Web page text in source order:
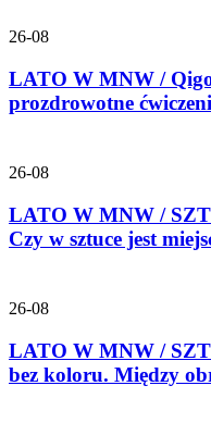
26-08
LATO W MNW /
prozdrowotne
26-08
LATO W MNW /
Czy w sztuce jest
26-08
LATO W MNW /
bez koloru. Między